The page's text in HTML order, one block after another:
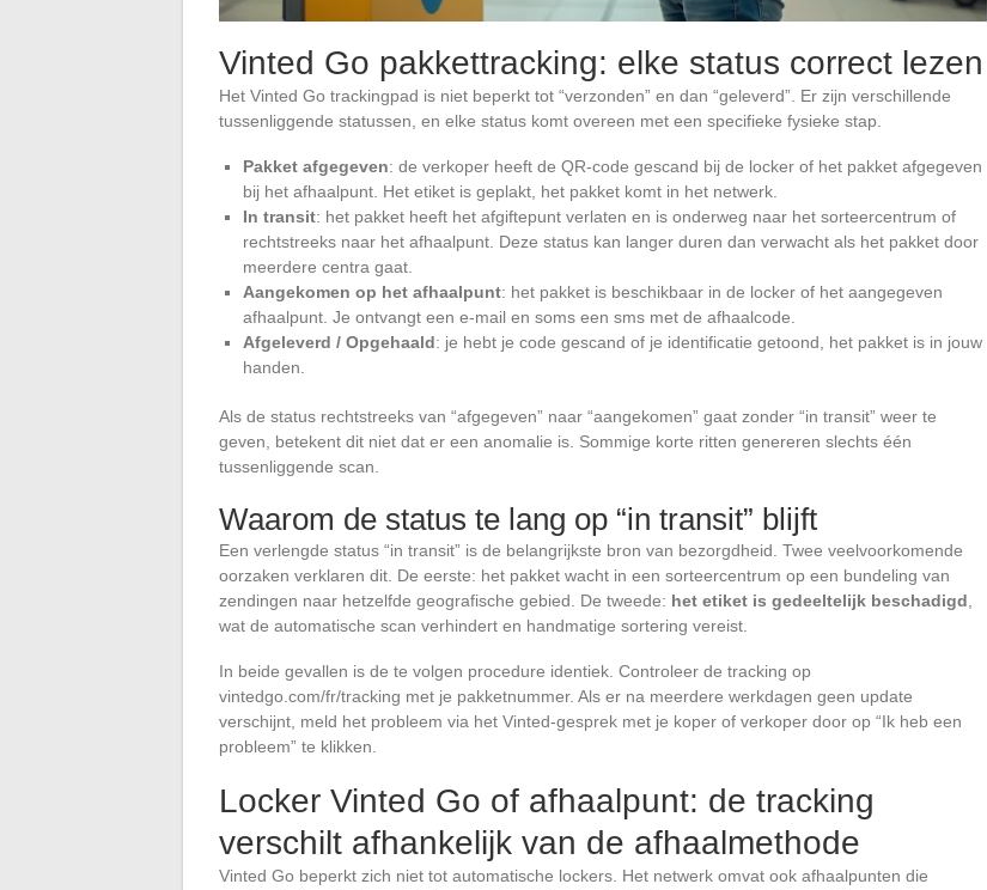
Vinted Go pakkettracking: elke status correct lezen
Het Vinted Go trackingpad is niet beperkt tot “verzonden” en dan “geleverd”. Er zijn verschillende
tussenliggende statussen, en elke status komt overeen met een specifieke fysieke stap.
Pakket afgegeven: de verkoper heeft de QR-code gescand bij de locker of het pakket afgegeven
bij het afhaalpunt. Het etiket is geplakt, het pakket komt in het netwerk.
In transit: het pakket heeft het afgiftepunt verlaten en is onderweg naar het sorteercentrum of
rechtstreeks naar het afhaalpunt. Deze status kan langer duren dan verwacht als het pakket door
meerdere centra gaat.
Aangekomen op het afhaalpunt: het pakket is beschikbaar in de locker of het aangegeven
afhaalpunt. Je ontvangt een e-mail en soms een sms met de afhaalcode.
Afgeleverd / Opgehaald: je hebt je code gescand of je identificatie getoond, het pakket is in jouw
handen.
Als de status rechtstreeks van “afgegeven” naar “aangekomen” gaat zonder “in transit” weer te
geven, betekent dit niet dat er een anomalie is. Sommige korte ritten genereren slechts één
tussenliggende scan.
Waarom de status te lang op “in transit” blijft
Een verlengde status “in transit” is de belangrijkste bron van bezorgdheid. Twee veelvoorkomende
oorzaken verklaren dit. De eerste: het pakket wacht in een sorteercentrum op een bundeling van
zendingen naar hetzelfde geografische gebied. De tweede: het etiket is gedeeltelijk beschadigd,
wat de automatische scan verhindert en handmatige sortering vereist.
In beide gevallen is de te volgen procedure identiek. Controleer de tracking op
vintedgo.com/fr/tracking met je pakketnummer. Als er na meerdere werkdagen geen update
verschijnt, meld het probleem via het Vinted-gesprek met je koper of verkoper door op “Ik heb een
probleem” te klikken.
Locker Vinted Go of afhaalpunt: de tracking
verschilt afhankelijk van de afhaalmethode
Vinted Go beperkt zich niet tot automatische lockers. Het netwerk omvat ook afhaalpunten die